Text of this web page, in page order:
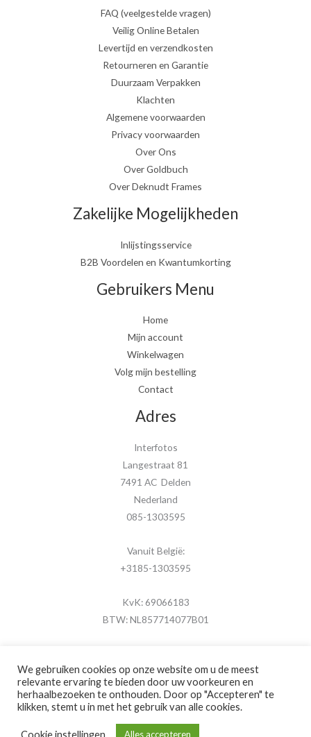
FAQ (veelgestelde vragen)
Veilig Online Betalen
Levertijd en verzendkosten
Retourneren en Garantie
Duurzaam Verpakken
Klachten
Algemene voorwaarden
Privacy voorwaarden
Over Ons
Over Goldbuch
Over Deknudt Frames
Zakelijke Mogelijkheden
Inlijstingsservice
B2B Voordelen en Kwantumkorting
Gebruikers Menu
Home
Mijn account
Winkelwagen
Volg mijn bestelling
Contact
Adres
Interfotos
Langestraat 81
7491 AC Delden
Nederland
085-1303595
Vanuit België:
+3185-1303595
KvK: 69066183
BTW: NL857714077B01
Copyright © 2026 MijnFotolijstje.nl
Powered byBrouwer Digitaal
We gebruiken cookies op onze website om u de meest
relevante ervaring te bieden door uw voorkeuren en
herhaalbezoeken te onthouden. Door op "Accepteren" te
klikken, stemt u in met het gebruik van alle cookies.
Cookie instellingen Alles accepteren